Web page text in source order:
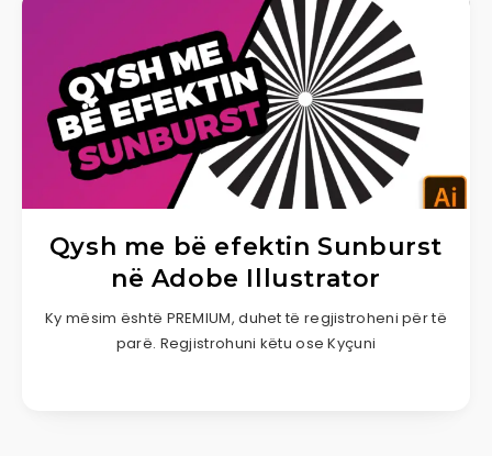
Qysh me bë efektin Sunburst
në Adobe Illustrator
Ky mësim është PREMIUM, duhet të regjistroheni për të
parë. Regjistrohuni këtu ose Kyçuni